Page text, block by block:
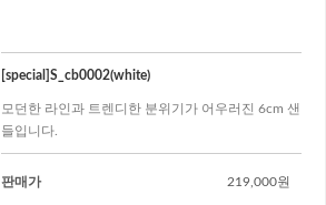
[special]S_cb0002(white)
모던한 라인과 트렌디한 분위기가 어우러진 6cm 샌
들입니다.
판매가 219,000원